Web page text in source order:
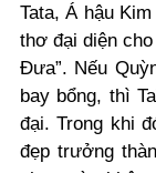
Tata, Á hậu
thơ đại diện
Đưa”. Nếu
bay bổng, thì
đại. Trong khi
đẹp trưởng